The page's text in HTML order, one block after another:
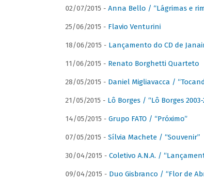
02/07/2015 - Anna Bello / “Lágrimas e
25/06/2015 - Flavio Venturini
18/06/2015 - Lançamento do CD de
11/06/2015 - Renato Borghetti Quarteto
28/05/2015 - Daniel Migliavacca /
21/05/2015 - Lô Borges / “Lô Borges 2003-
14/05/2015 - Grupo FATO / “Próximo”
07/05/2015 - Sílvia Machete / “Souvenir”
30/04/2015 - Coletivo A.N.A. /
09/04/2015 - Duo Gisbranco / “Flor de